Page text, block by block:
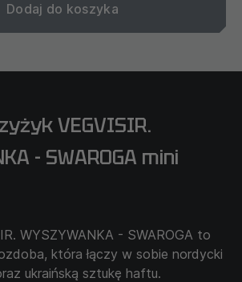
Dodaj do koszyka
VEGVISIR.
- SWAROGA mini
WYSZYWANKA - SWAROGA to
która łączy w sobie nordycki
ukraińską sztukę haftu.